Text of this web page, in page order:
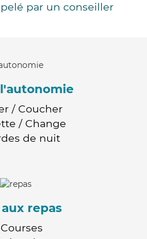
par un conseiller
/ Coucher
/ Change
de nuit
repas
Courses